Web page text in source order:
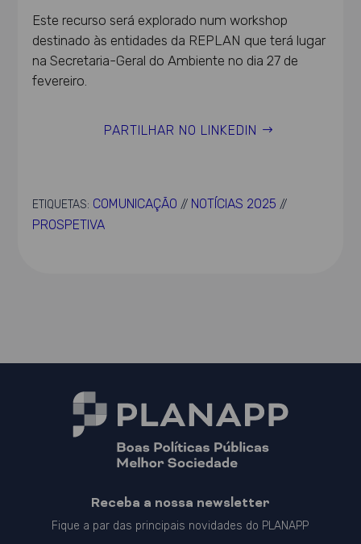
Este recurso será explorado num workshop
destinado às entidades da REPLAN que terá lugar
na Secretaria-Geral do Ambiente no dia 27 de
fevereiro.
PARTILHAR NO LINKEDIN
ETIQUETAS: COMUNICAÇÃO // NOTÍCIAS 2025 //
PROSPETIVA
Receba a nossa newsletter
Fique a par das principais novidades do PLANAPP